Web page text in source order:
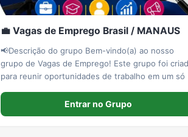
💼 Vagas de Emprego Brasil / MANAUS
📢Descrição do grupo Bem-vindo(a) ao nosso
grupo de Vagas de Emprego! Este grupo foi criado
para reunir oportunidades de trabalho em um só
perfis profissionais.Entrar no Grupo